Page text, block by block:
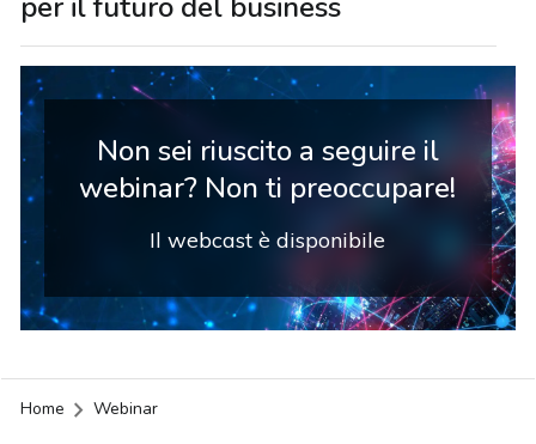
Non sei riuscito a seguire il
webinar? Non ti preoccupare!
Il webcast è disponibile
Home Webinar